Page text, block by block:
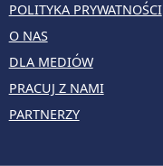
POLITYKA PRYWATNOŚCI
O NAS
DLA MEDIÓW
PRACUJ Z NAMI
PARTNERZY